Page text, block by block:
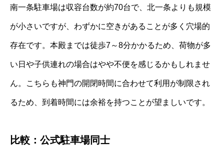
南一条駐車場は収容台数が約70台で、北一条よりも規模
が小さいですが、わずかに空きがあることが多く穴場的
存在です。本殿までは徒歩7～8分かかるため、荷物が多
い日や子供連れの場合はやや不便を感じるかもしれませ
ん。こちらも神門の開閉時間に合わせて利用が制限され
るため、到着時間には余裕を持つことが望ましいです。
比較：公式駐車場同士